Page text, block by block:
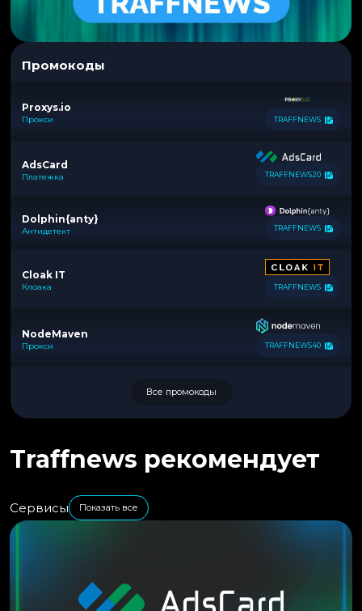
Промокоды
Proxys.io
Прокси TRAFFNEWS
AdsCard
Платежка TRAFFNEWS20
Dolphin{anty}
Антидетект TRAFFNEWS
Cloak IT
Клоака TRAFFNEWS
NodeMaven
Прокси TRAFFNEWS40
Все промокоды
Traffnews рекомендует
Сервисы Показать все